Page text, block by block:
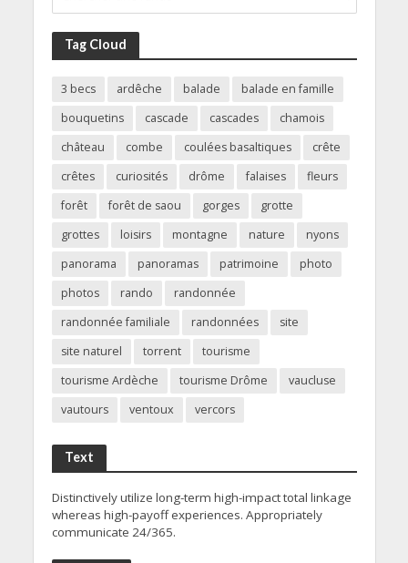
Tag Cloud
3 becs ardêche balade
balade en famille
bouquetins
cascade cascades
chamois
château
combe coulées basaltiques
crête
crêtes
curiosités drôme falaises
fleurs
forêt
forêt de saou gorges
grotte
grottes
loisirs montagne nature
nyons
panorama
panoramas patrimoine
photo
photos
rando
randonnée
randonnée familiale
randonnées
site
site naturel
torrent
tourisme
tourisme Ardèche
tourisme Drôme
vaucluse
vautours
ventoux vercors
Text
Distinctively utilize long-term high-impact total linkage
whereas high-payoff experiences. Appropriately
communicate 24/365.